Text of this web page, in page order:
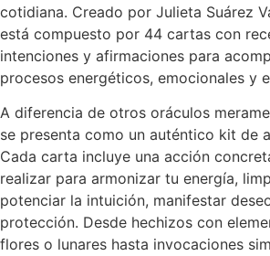
cotidiana. Creado por Julieta Suárez
está compuesto por 44 cartas con
intenciones y afirmaciones para
procesos energéticos, emocionales y
A diferencia de otros oráculos
se presenta como un auténtico kit de
Cada carta incluye una acción
realizar para armonizar tu energía,
potenciar la intuición, manifestar
protección. Desde hechizos con
flores o lunares hasta invocaciones